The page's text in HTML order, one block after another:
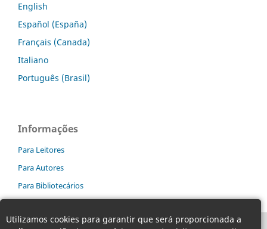
Utilizamos cookies para garantir que será proporcionada a
English
Español (España)
Français (Canada)
Italiano
Português (Brasil)
Informações
Para Leitores
Para Autores
Para Bibliotecários